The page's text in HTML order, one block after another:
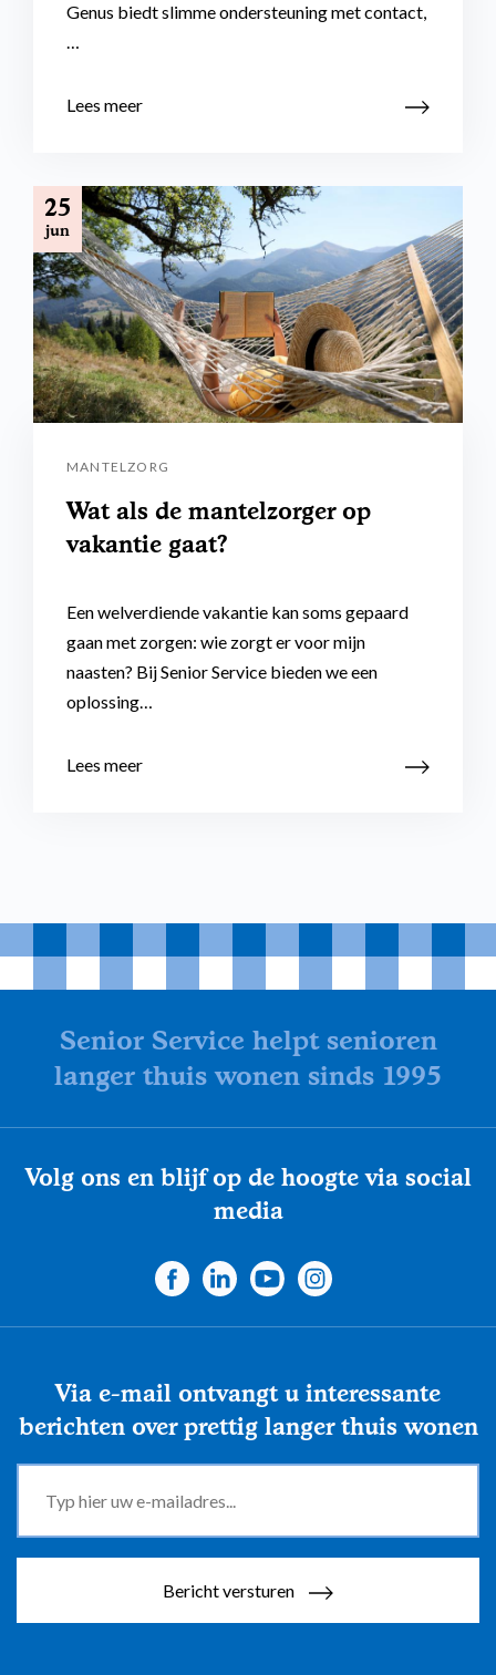
Genus biedt slimme ondersteuning met contact,
…
Lees meer
25
jun
MANTELZORG
Wat als de mantelzorger op
vakantie gaat?
Een welverdiende vakantie kan soms gepaard
gaan met zorgen: wie zorgt er voor mijn
naasten? Bij Senior Service bieden we een
oplossing…
Lees meer
Senior Service helpt senioren
langer thuis wonen sinds 1995
Volg ons en blijf op de hoogte via social
media
Via e-mail ontvangt u interessante
berichten over prettig langer thuis wonen
Bericht versturen